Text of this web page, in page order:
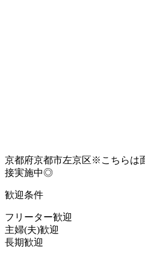
京都府京都市左京区※こちらは
接実施中◎
歓迎条件
フリーター歓迎
主婦(夫)歓迎
長期歓迎